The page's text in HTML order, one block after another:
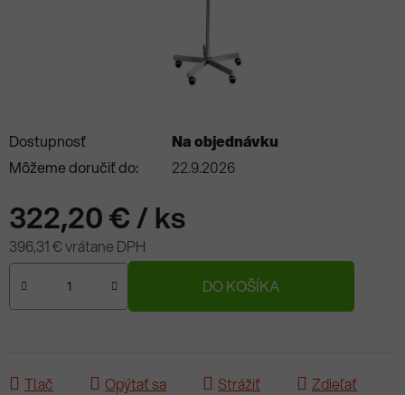
Dostupnosť
Na objednávku
Môžeme doručiť do:
22.9.2026
322,20 €/ ks
396,31 € vrátane DPH
DO KOŠÍKA
Tlač Opýtať sa Strážiť Zdieľať